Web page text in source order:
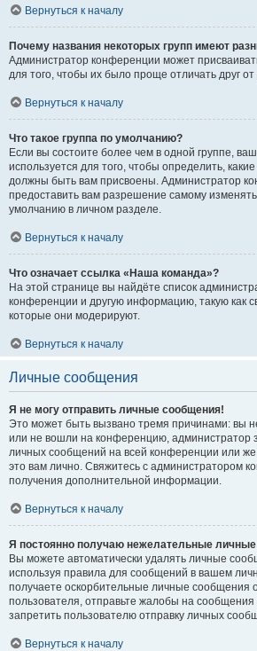
Вернуться к началу
Почему названия некоторых групп имеют
Администратор конференции может
для того, чтобы их было проще отличать друг от
Вернуться к началу
Что такое группа по умолчанию?
Если вы состоите более чем в одной группе,
используется для того, чтобы определить,
должны быть вам присвоены. Администратор
предоставить вам разрешение самому
умолчанию в личном разделе.
Вернуться к началу
Что означает ссылка «Наша команда»?
На этой странице вы найдёте список
конференции и другую информацию, такую как
которые они модерируют.
Вернуться к началу
Личные сообщения
Я не могу отправить личные сообщения!
Это может быть вызвано тремя причинами: вы
или не вошли на конференцию, администратор
личных сообщений на всей конференции или
это вам лично. Свяжитесь с администратором
получения дополнительной информации.
Вернуться к началу
Я постоянно получаю нежелательные
Вы можете автоматически удалять личные
используя правила для сообщений в вашем
получаете оскорбительные личные сообщения
пользователя, отправьте жалобы на
запретить пользователю отправку личных
Вернуться к началу